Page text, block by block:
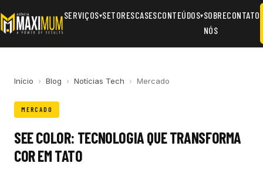
SERVIÇOS▾SETORESCASESCONTEÚDOS▾SOBRE
NÓS
CONTATO
Início › Blog › Notícias Tech › Mercado
MERCADO
SEE COLOR: TECNOLOGIA QUE TRANSFORMA
COR EM TATO